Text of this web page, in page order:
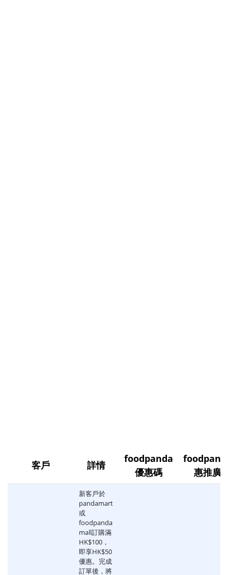
客戶 詳情
foodpanda
優惠碼
惠推廣
新客戶於
pandamart
或
foodpanda
mall訂購滿
HK$100，
即享HK$50
優惠。完成
訂單後，將